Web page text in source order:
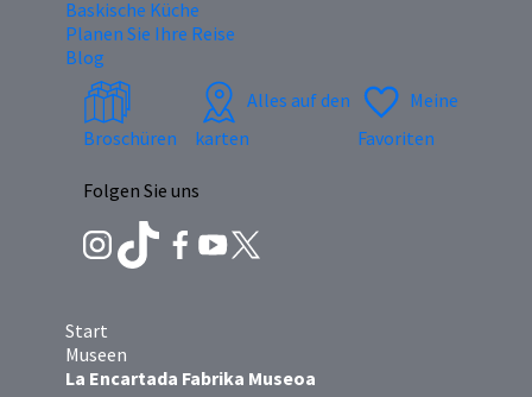
Baskische Küche
Planen Sie Ihre Reise
Blog
Broschüren
Alles auf den
karten
Meine
Favoriten
Folgen Sie uns
Start
Museen
La Encartada Fabrika Museoa